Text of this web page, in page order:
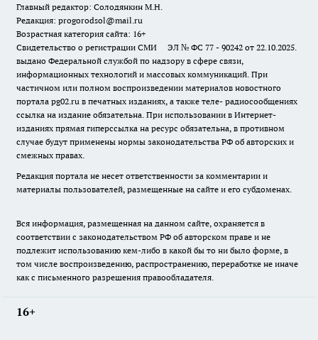
Главный редактор: Солодянкин М.Н.
Редакция: progorodsol@mail.ru
Возрастная категория сайта: 16+
Свидетельство о регистрации СМИ ЭЛ № ФС 77 - 90242 от 22.10.2025.
выдано Федеральной службой по надзору в сфере связи,
информационных технологий и массовых коммуникаций. При
частичном или полном воспроизведении материалов новостного
портала pg02.ru в печатных изданиях, а также теле- радиосообщениях
ссылка на издание обязательна. При использовании в Интернет-
изданиях прямая гиперссылка на ресурс обязательна, в противном
случае будут применены нормы законодательства РФ об авторских и
смежных правах.
Редакция портала не несет ответственности за комментарии и
материалы пользователей, размещенные на сайте и его субдоменах.
Вся информация, размещенная на данном сайте, охраняется в
соответствии с законодательством РФ об авторском праве и не
подлежит использованию кем-либо в какой бы то ни было форме, в
том числе воспроизведению, распространению, переработке не иначе
как с письменного разрешения правообладателя.
16+